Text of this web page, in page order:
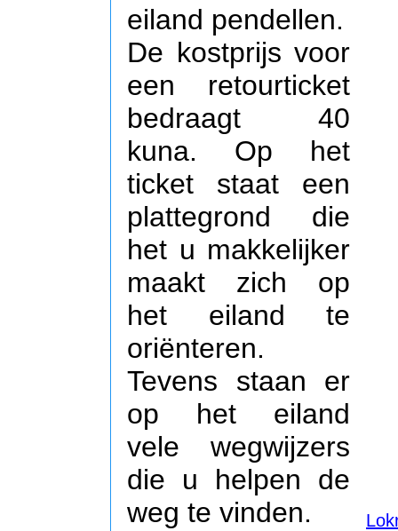
eiland pendellen.
De kostprijs voor
een retourticket
bedraagt 40
kuna. Op het
ticket staat een
plattegrond die
het u makkelijker
maakt zich op
het eiland te
oriënteren.
Tevens staan er
op het eiland
vele wegwijzers
die u helpen de
weg te vinden.